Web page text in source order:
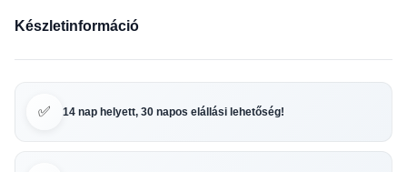
Készletinformáció
✅ 14 nap helyett, 30 napos elállási lehetőség!